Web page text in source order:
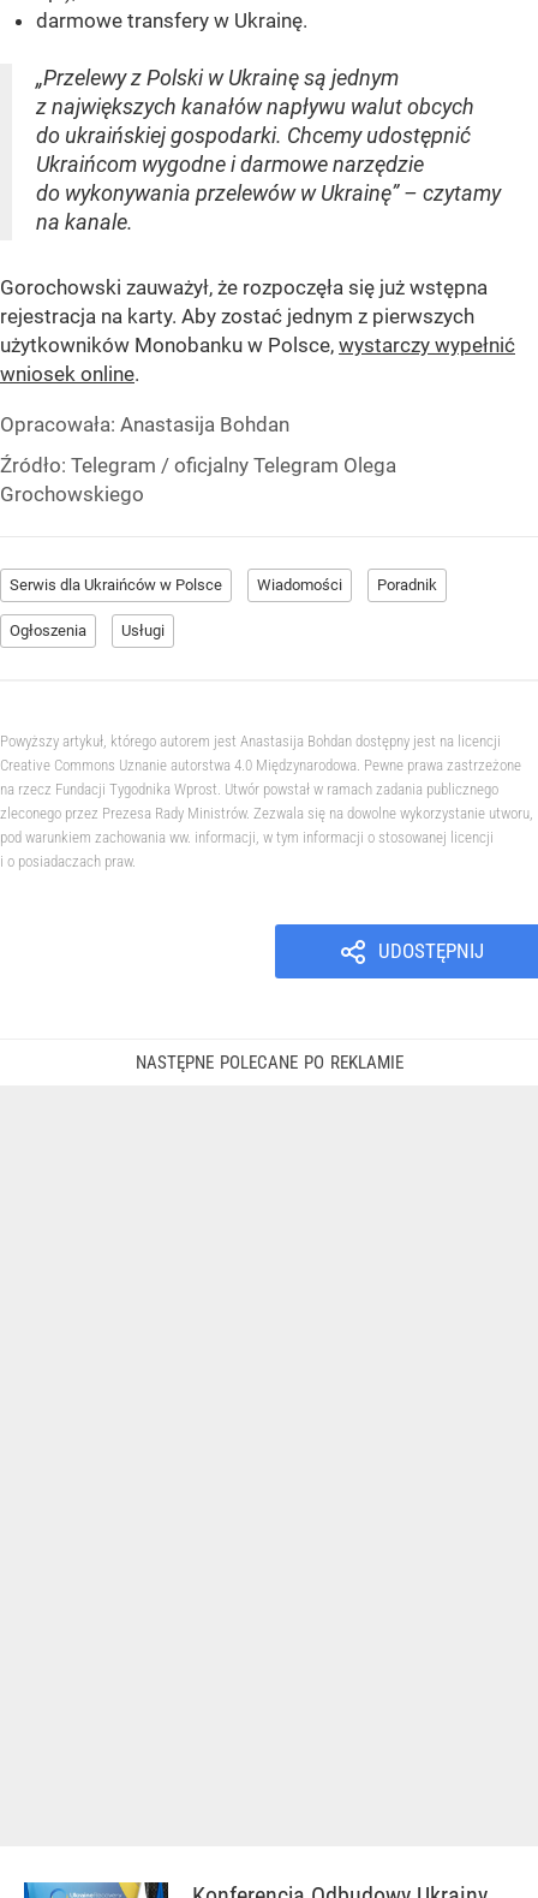
darmowe transfery w Ukrainę.
„Przelewy z Polski w Ukrainę są jednym
z największych kanałów napływu walut obcych
do ukraińskiej gospodarki. Chcemy udostępnić
Ukraińcom wygodne i darmowe narzędzie
do wykonywania przelewów w Ukrainę” – czytamy
na kanale.
Gorochowski zauważył, że rozpoczęła się już wstępna
rejestracja na karty. Aby zostać jednym z pierwszych
użytkowników Monobanku w Polsce, wystarczy wypełnić
wniosek online.
Opracowała: Anastasija Bohdan
Źródło: Telegram / oficjalny Telegram Olega
Grochowskiego
Serwis dla Ukraińców w Polsce Wiadomości Poradnik
Ogłoszenia Usługi
Powyższy artykuł, którego autorem jest Anastasija Bohdan dostępny jest na licencji
Creative Commons Uznanie autorstwa 4.0 Międzynarodowa. Pewne prawa zastrzeżone
na rzecz Fundacji Tygodnika Wprost. Utwór powstał w ramach zadania publicznego
zleconego przez Prezesa Rady Ministrów. Zezwala się na dowolne wykorzystanie utworu,
pod warunkiem zachowania ww. informacji, w tym informacji o stosowanej licencji
i o posiadaczach praw.
UDOSTĘPNIJ